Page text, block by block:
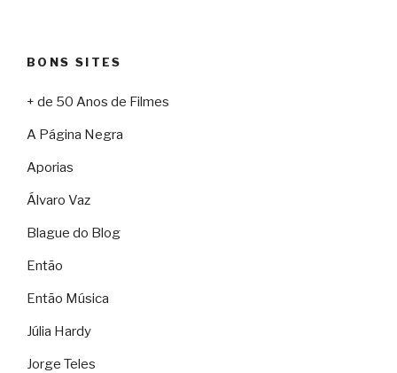
BONS SITES
+ de 50 Anos de Filmes
A Página Negra
Aporias
Álvaro Vaz
Blague do Blog
Então
Então Música
Júlia Hardy
Jorge Teles